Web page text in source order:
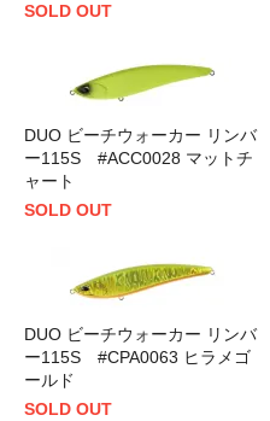
SOLD OUT
DUO ビーチウォーカー リンバ
ー115S #ACC0028 マットチ
ャート
SOLD OUT
DUO ビーチウォーカー リンバ
ー115S #CPA0063 ヒラメゴ
ールド
SOLD OUT